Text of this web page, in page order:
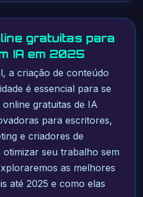
gratuitas para
IA em 2025
a criação de conteúdo
é essencial para se
gratuitas de IA
para escritores,
e criadores de
seu trabalho sem
as melhores
até 2025 e como elas